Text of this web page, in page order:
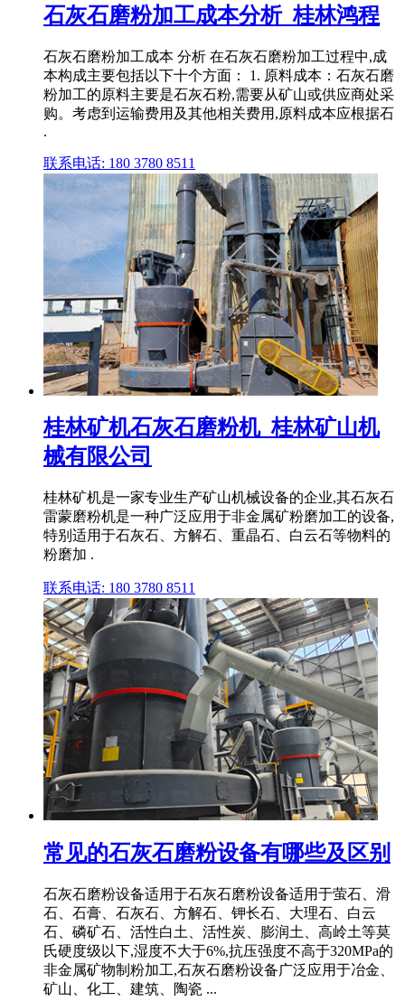
石灰石磨粉加工成本分析_桂林鸿程
石灰石磨粉加工成本 分析 在石灰石磨粉加工过程中,成
本构成主要包括以下十个方面： 1. 原料成本：石灰石磨
粉加工的原料主要是石灰石粉,需要从矿山或供应商处采
购。考虑到运输费用及其他相关费用,原料成本应根据石
.
联系电话: 180 3780 8511
桂林矿机石灰石磨粉机_桂林矿山机
械有限公司
桂林矿机是一家专业生产矿山机械设备的企业,其石灰石
雷蒙磨粉机是一种广泛应用于非金属矿粉磨加工的设备,
特别适用于石灰石、方解石、重晶石、白云石等物料的
粉磨加 .
联系电话: 180 3780 8511
常见的石灰石磨粉设备有哪些及区别
石灰石磨粉设备适用于石灰石磨粉设备适用于萤石、滑
石、石膏、石灰石、方解石、钾长石、大理石、白云
石、磷矿石、活性白土、活性炭、膨润土、高岭土等莫
氏硬度级以下,湿度不大于6%,抗压强度不高于320MPa的
非金属矿物制粉加工,石灰石磨粉设备广泛应用于冶金、
矿山、化工、建筑、陶瓷 ...